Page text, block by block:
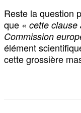
Reste la question
que « cette
Commission
élément
cette grossière